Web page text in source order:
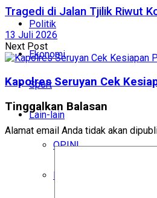
Politik
Ekonomi
Sport
Lain-lain
OPINI
BUDAYA
Tragedi di Jalan Tjilik Riwut
13 Juli 2026
Next Post
Kapolres Seruyan Cek
Tinggalkan Balasan
Alamat email Anda tidak akan